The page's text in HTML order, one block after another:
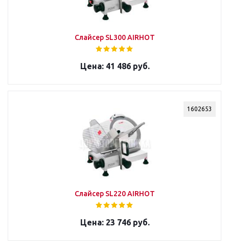
Слайсер SL300 AIRHOT
41 486 руб.
1602653
Слайсер SL220 AIRHOT
23 746 руб.